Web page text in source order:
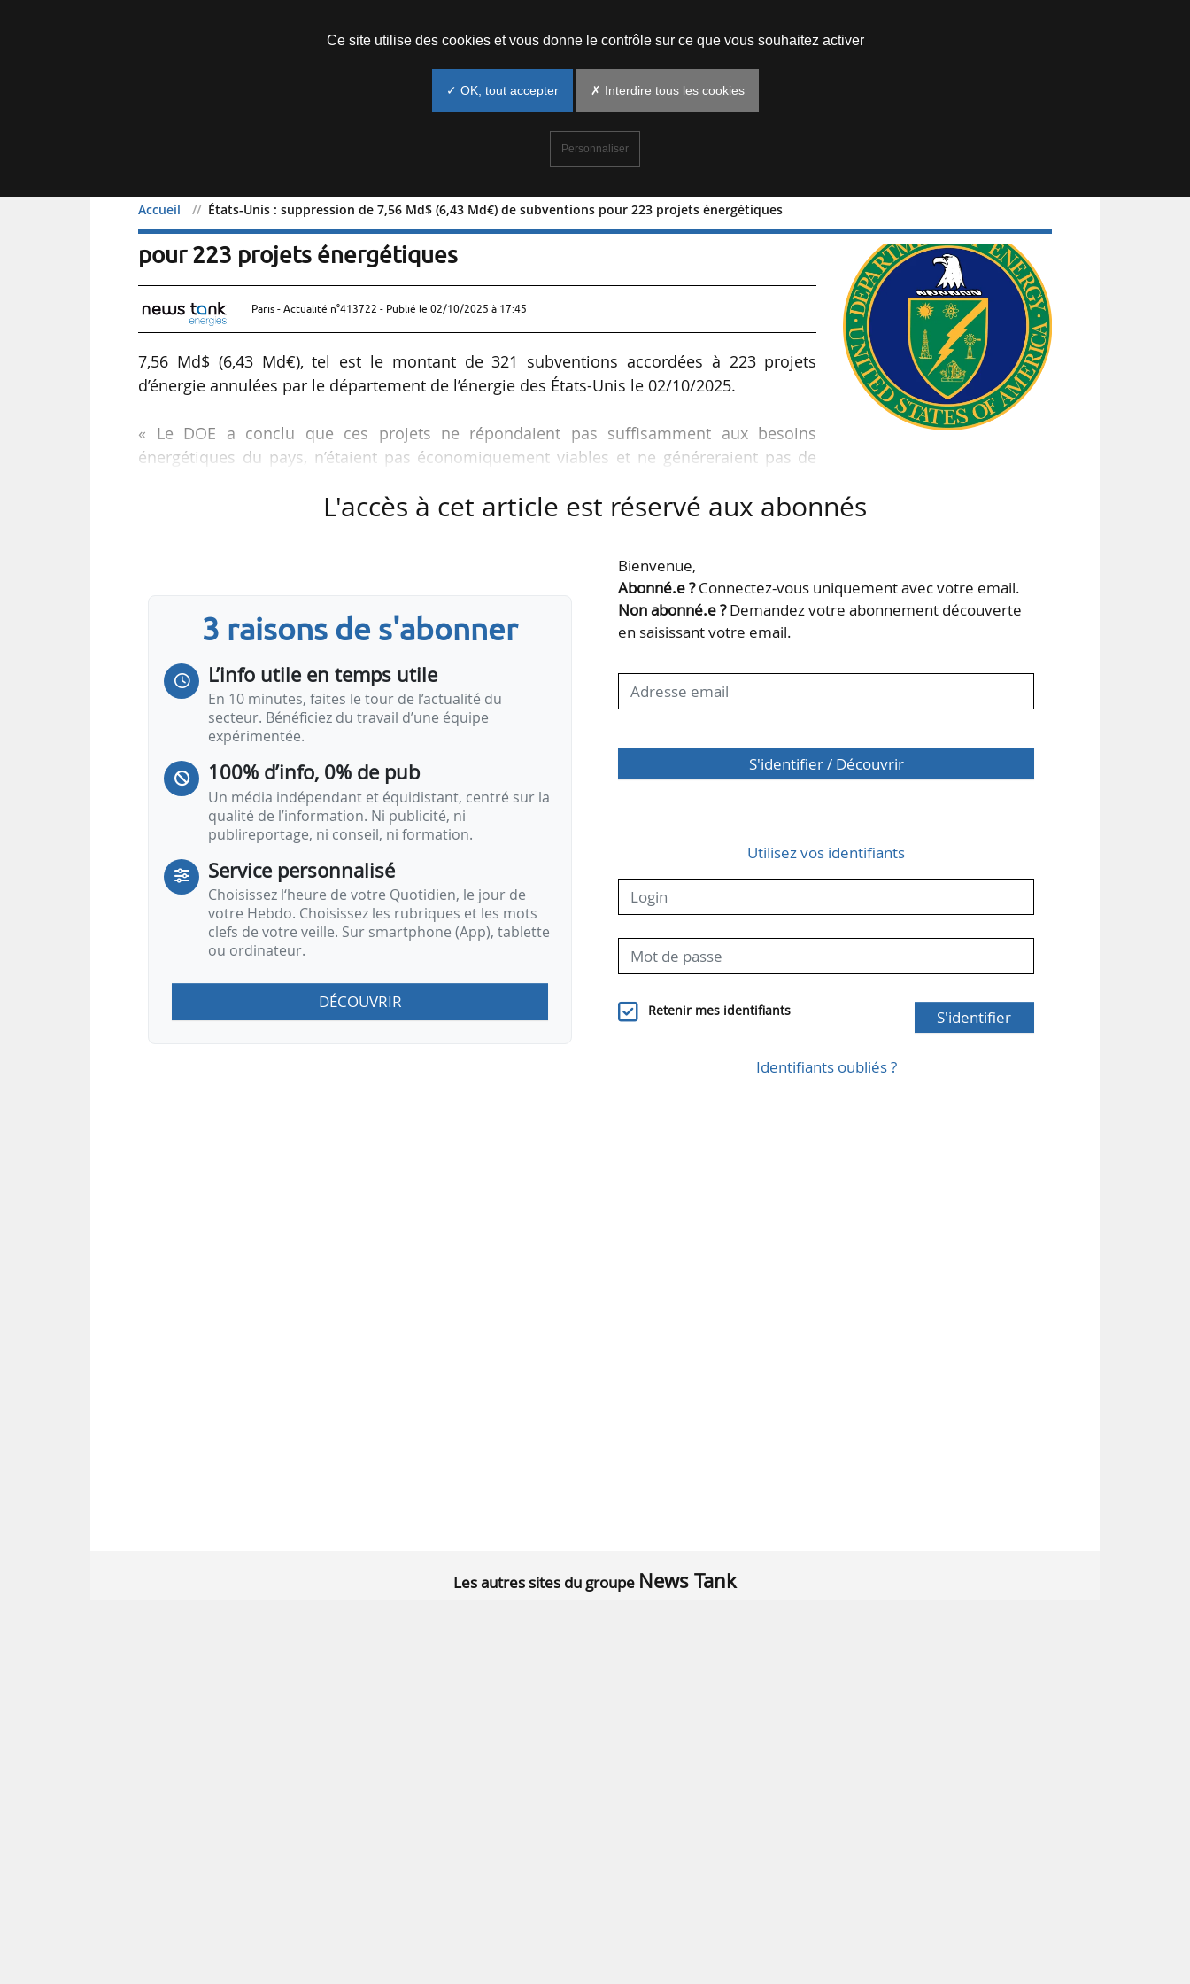
Accueil États-Unis : suppression de 7,56 Md$ (6,43 Md€) de subventions pour 223 projets énergétiques
États-Unis : suppression de 7,56 Md$ (6,43 Md€) de subventions
pour 223 projets énergétiques
Paris - Actualité n°413722 - Publié le 02/10/2025 à 17:45
7,56 Md$ (6,43 Md€), tel est le montant de 321 subventions accordées à 223 projets
d’énergie annulées par le département de l’énergie des États-Unis le 02/10/2025.
« Le DOE a conclu que ces projets ne répondaient pas suffisamment aux besoins
énergétiques du pays, n’étaient pas économiquement viables et ne généreraient pas de
aides financières opérée par le département fait suite à la publication d’une note intitulée
26 % des 321 subventions ont été attribuées entre le jour de l’élection de Donald Trump et
son investiture. Elles représentent 3,1 Md…
L'accès à cet article est réservé aux abonnés
3 raisons de s'abonner
L’info utile en temps utile
En 10 minutes, faites le tour de l’actualité du
secteur. Bénéficiez du travail d’une équipe
expérimentée.
100% d’info, 0% de pub
Un média indépendant et équidistant, centré sur la
qualité de l’information. Ni publicité, ni
publireportage, ni conseil, ni formation.
Service personnalisé
Choisissez l‘heure de votre Quotidien, le jour de
votre Hebdo. Choisissez les rubriques et les mots
clefs de votre veille. Sur smartphone (App), tablette
ou ordinateur.
DÉCOUVRIR
Bienvenue,
Abonné.e ?Connectez-vous uniquement avec votre email.
Non abonné.e ?Demandez votre abonnement découverte
en saisissant votre email.
S'identifier / Découvrir
Utilisez vos identifiants
Retenir mes identifiants S'identifier
Identifiants oubliés ?
Les autres sites du groupe News Tank
Ce site utilise des cookies et vous donne le contrôle sur ce que vous souhaitez activer
✓ OK, tout accepter ✗ Interdire tous les cookies
Personnaliser